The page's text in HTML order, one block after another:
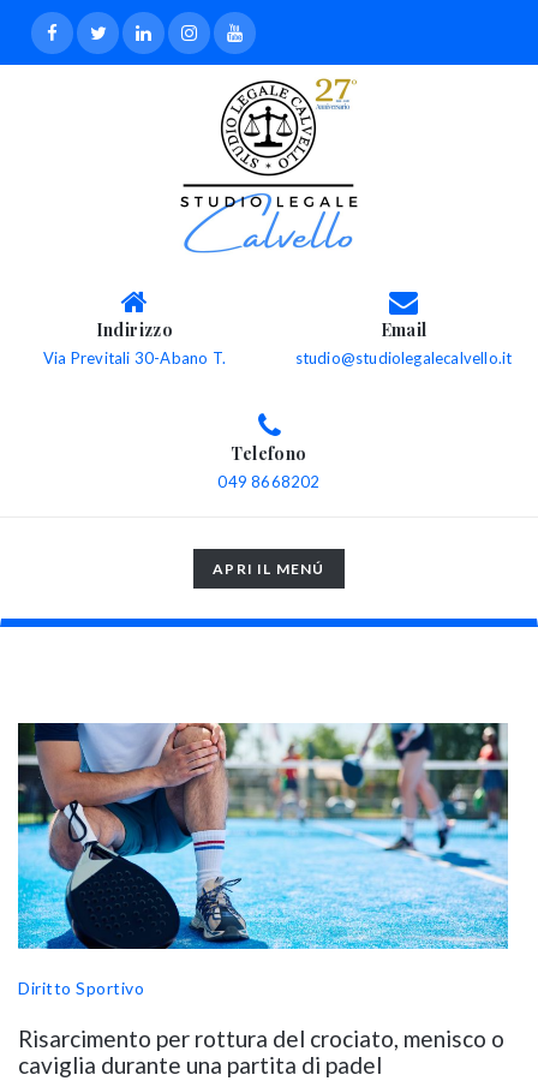
Indirizzo
Via Previtali 30-Abano T.
Email
studio@studiolegalecalvello.it
Telefono
049 8668202
TOGGLE
NAVIGATION
APRI IL MENÚ
Diritto Sportivo
Risarcimento per rottura del crociato, menisco o
caviglia durante una partita di padel